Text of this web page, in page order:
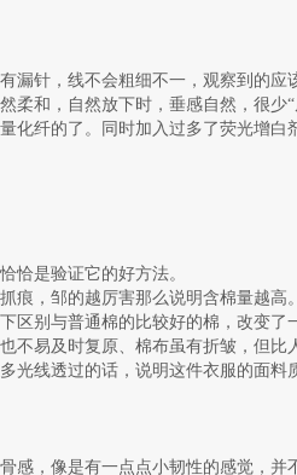
漏针，线不会粗细不一，观察到的应
和，自然放下时，垂感自然，很少“
化纤的了。同时加入过多了荧光增白
恰是验证它的好方法。
痕，邹的越厉害那么说明含棉量越高
区别与普通棉的比较好的棉，改变了
易及时复原、棉布虽有折皱，但比
光线透过的话，说明这件衣服的面料
感，像是有一点点小韧性的感觉，并